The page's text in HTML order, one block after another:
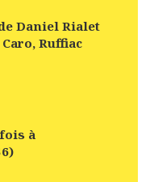
Daniel Rialet
Ruffiac
à